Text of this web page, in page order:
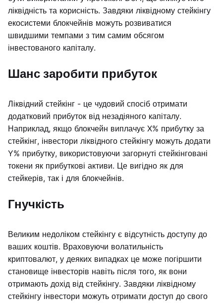
ліквідність та корисність. Завдяки ліквідному стейкінгу
екосистеми блокчейнів можуть розвиватися
швидшими темпами з тим самим обсягом
інвестованого капіталу.
Шанс заробити прибуток
Ліквідний стейкінг - це чудовий спосіб отримати
додатковий прибуток від незадіяного капіталу.
Наприклад, якщо блокчейн виплачує X% прибутку за
стейкінг, інвестори ліквідного стейкінгу можуть додати
Y% прибутку, використовуючи загорнуті стейкінговані
токени як прибуткові активи. Це вигідно як для
стейкерів, так і для блокчейнів.
Гнучкість
Великим недоліком стейкінгу є відсутність доступу до
ваших коштів. Враховуючи волатильність
криптовалют, у деяких випадках це може погіршити
становище інвесторів навіть після того, як вони
отримають дохід від стейкінгу. Завдяки ліквідному
стейкінгу інвестори можуть отримати доступ до свого